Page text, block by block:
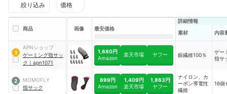
絞り込み 価格
商品 画像 最安価格
詳細情報
素材
内容
1
APNショップ
ゲーミング指サッ
ク ｜ apn1071
1,680円
Amazon
楽天市場 ヤフー 銀繊維100％
ゲー
指サ
2
MOMOFLY
指サック
899円
Amazon
1,409円
楽天市場
1,863円
ヤフー
ナイロン、カ
ーボン導電性
繊維
16個